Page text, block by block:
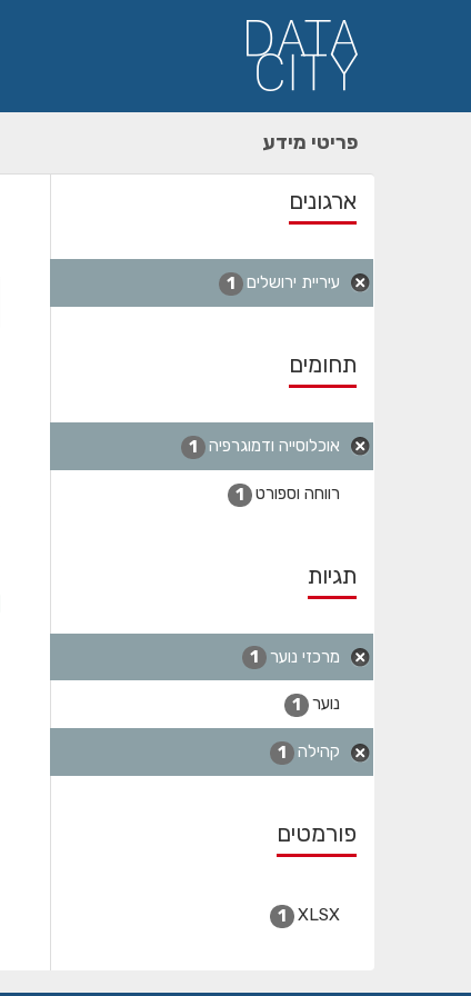
פריטי מידע
ארגונים
עיריית ירושלים 1
תחומים
אוכלוסייה ודמוגרפיה 1
רווחה וספורט 1
תגיות
מרכזי נוער 1
נוער 1
קהילה 1
פורמטים
XLSX
1